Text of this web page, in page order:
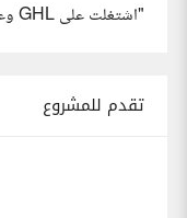
"اشتغلت على GHL وعندي خبرة في..."
تقدم للمشروع